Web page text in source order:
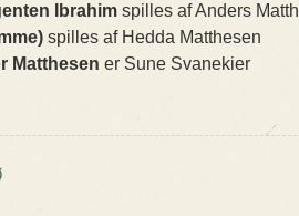
Ibrahim spilles af Anders
spilles af Hedda Matthesen
Matthesen er Sune Svanekier